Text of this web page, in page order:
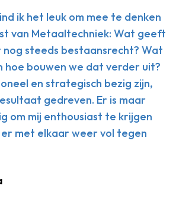
ik het leuk om mee te denken
van Metaaltechniek: Wat geeft
nog steeds bestaansrecht? Wat
hoe bouwen we dat verder uit?
en strategisch bezig zijn,
gedreven. Er is maar
om mij enthousiast te krijgen
met elkaar weer vol tegen